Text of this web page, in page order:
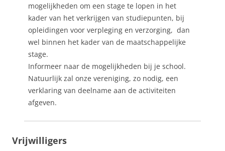
mogelijkheden om een stage te lopen in het
kader van het verkrijgen van studiepunten, bij
opleidingen voor verpleging en verzorging, dan
wel binnen het kader van de maatschappelijke
stage.
Informeer naar de mogelijkheden bij je school.
Natuurlijk zal onze vereniging, zo nodig, een
verklaring van deelname aan de activiteiten
afgeven.
Vrijwilligers